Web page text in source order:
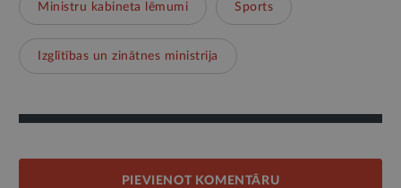
Ministru kabineta lēmumi Sports
Izglītības un zinātnes ministrija
PIEVIENOT KOMENTĀRU